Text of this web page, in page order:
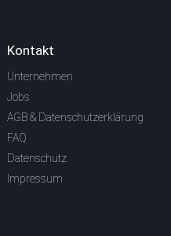
Kontakt
Unternehmen
Jobs
AGB & Datenschutzerklärung
FAQ
Datenschutz
Impressum